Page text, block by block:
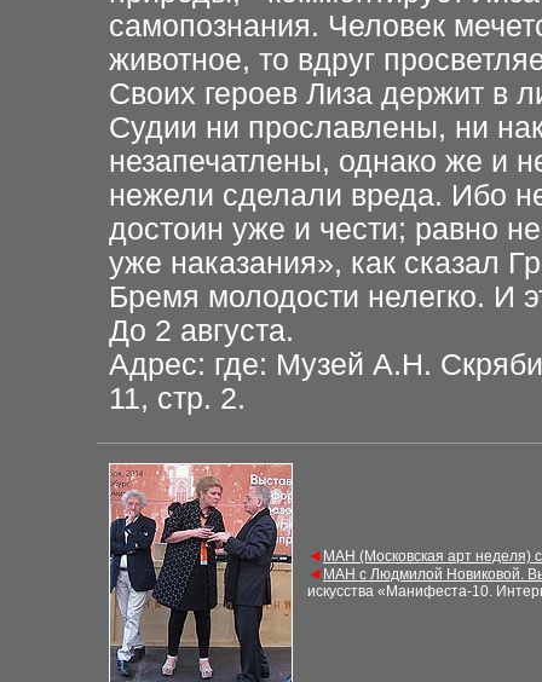
самопознания. Человек
животное, то вдруг
Своих героев Лиза держит в
Судии ни прославлены, ни
незапечатлены, однако же и
нежели сделали вреда. Ибо
достоин уже и чести; равно
уже наказания», как сказал
Бремя молодости нелегко. И
До 2 августа.
Адрес: где: Музей А.Н.
11, стр. 2.
◄ МАН (Московская арт неделя)
◄ МАН с Людмилой Новиковой.
искусства «Манифеста-10.